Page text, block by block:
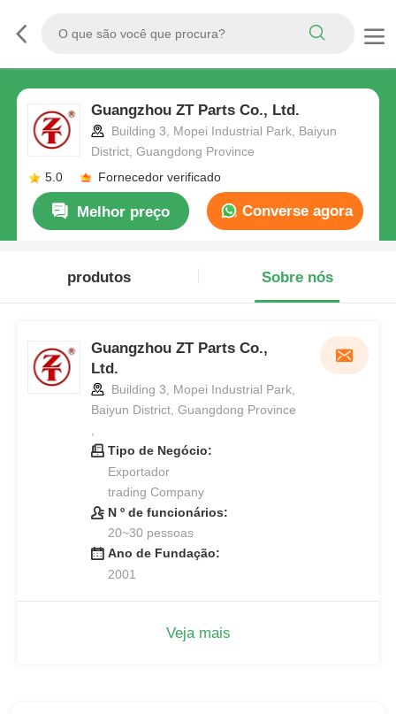
Guangzhou ZT Parts Co., Ltd.
Building 3, Mopei Industrial Park, Baiyun
District, Guangdong Province
5.0
Fornecedor verificado
Melhor preço Converse agora
produtos Sobre nós
Guangzhou ZT Parts Co.,
Ltd.
Building 3, Mopei Industrial Park,
Baiyun District, Guangdong Province
Tipo de Negócio:
Exportador
trading Company
N º de funcionários:
20~30 pessoas
Ano de Fundação:
2001
Veja mais